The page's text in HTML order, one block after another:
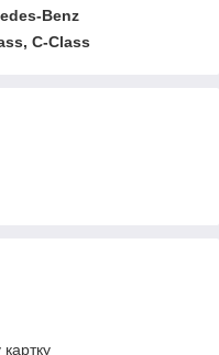
Benz
C-Class